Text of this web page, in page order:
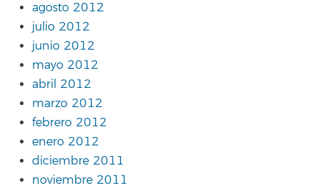
agosto 2012
julio 2012
junio 2012
mayo 2012
abril 2012
marzo 2012
febrero 2012
enero 2012
diciembre 2011
noviembre 2011